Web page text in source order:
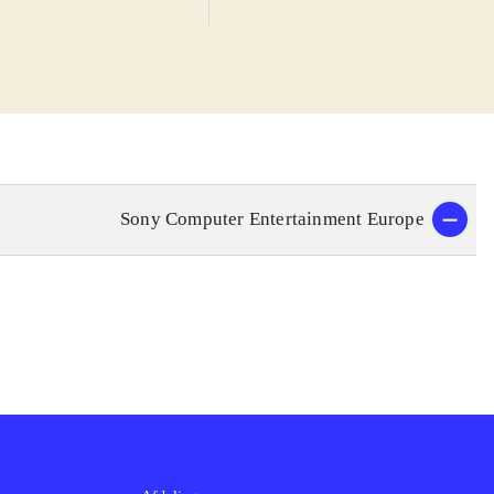
og lyde
som
til
Sony Computer Entertainment Europe